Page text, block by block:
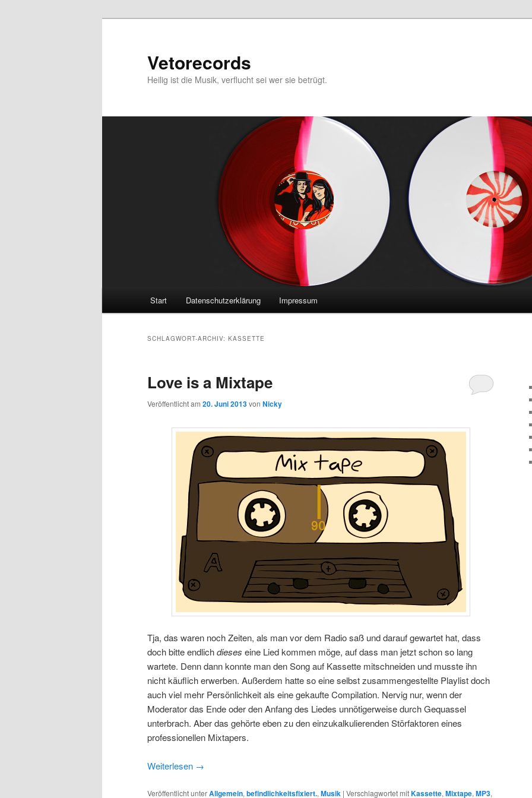
Vetorecords
Heilig ist die Musik, verflucht sei wer sie betrügt.
Start Datenschutzerklärung Impressum
SCHLAGWORT-ARCHIV: KASSETTE
Love is a Mixtape
Veröffentlicht am 20. Juni 2013von Nicky
Tja, das waren noch Zeiten, als man vor dem Radio saß und darauf gewartet hat, dass
doch bitte endlichdieses eine Lied kommen möge, auf dass man jetzt schon so lang
wartete. Denn dann konnte man den Song auf Kassette mitschneiden und musste ihn
nicht käuflich erwerben. Außerdem hatte so eine selbst zusammengestellte Playlist doch
auch viel mehr Persönlichkeit als eine gekaufte Compilation. Nervig nur, wenn der
Moderator das Ende oder den Anfang des Liedes unnötigerweise durch Gequassel
unterbrach. Aber das gehörte eben zu den einzukalkulierenden Störfaktoren eines
professionellen Mixtapers.
Weiterlesen →
Veröffentlicht unterAllgemein, befindlichkeitsfixiert., Musik | Verschlagwortet mitKassette, Mixtape, MP3,